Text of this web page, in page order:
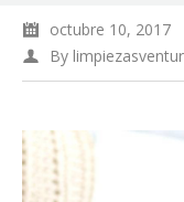
octubre 10, 2017
By